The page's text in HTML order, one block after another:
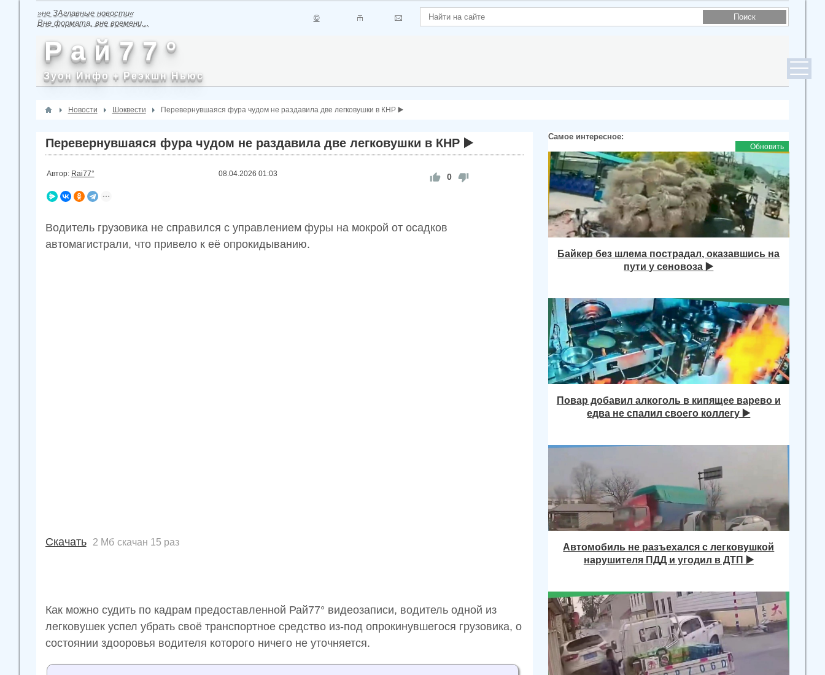
»не ЗАглавные новости«
Вне формата, вне времени...
©
Р а й 7 7 °
Зуон Инфо + Реэкшн Ньюс
Новости Шоквести Перевернувшаяся фура чудом не раздавила две легковушки в КНР ▶️
Перевернувшаяся фура чудом не раздавила две легковушки в КНР ▶️
Автор: Rai77° 08.04.2026 01:03 0
Водитель грузовика не справился с управлением фуры на мокрой от осадков
автомагистрали, что привело к её опрокидыванию.
Скачать 2 Мб скачан 15 раз
Как можно судить по кадрам предоставленной Рай77° видеозаписи, водитель одной из
легковушек успел убрать своё транспортное средство из-под опрокинувшегося грузовика, о
состоянии здооровья водителя которого ничего не уточняется.
Самое интересное:
Обновить
Байкер без шлема пострадал, оказавшись на
пути у сеновоза ▶️
Повар добавил алкоголь в кипящее варево и
едва не спалил своего коллегу ▶️
Автомобиль не разъехался с легковушкой
нарушителя ПДД и угодил в ДТП ▶️